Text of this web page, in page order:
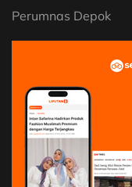
Perumnas Depok